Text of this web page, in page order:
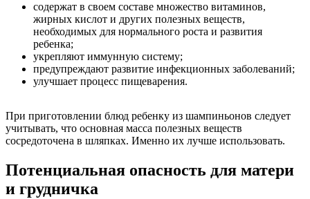
содержат в своем составе множество витаминов,
жирных кислот и других полезных веществ,
необходимых для нормального роста и развития
ребенка;
укрепляют иммунную систему;
предупреждают развитие инфекционных заболеваний;
улучшает процесс пищеварения.
При приготовлении блюд ребенку из шампиньонов следует
учитывать, что основная масса полезных веществ
сосредоточена в шляпках. Именно их лучше использовать.
Потенциальная опасность для матери
и грудничка